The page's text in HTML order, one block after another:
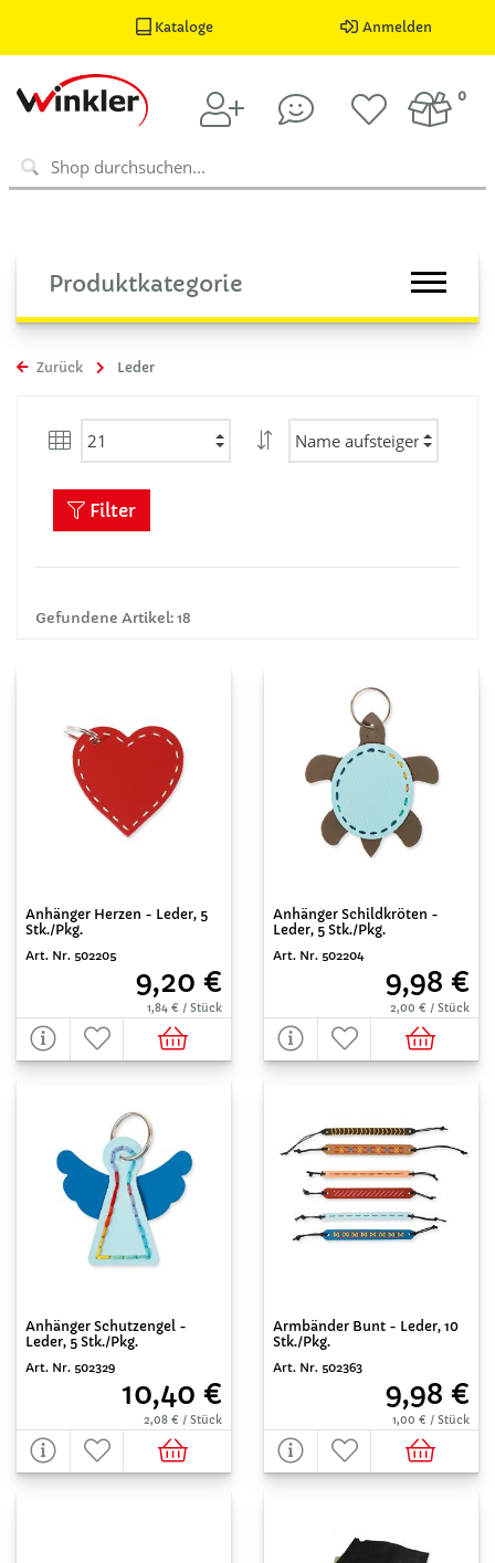
Kataloge Anmelden
0
Produktkategorie
Zurück Leder
Gefundene Artikel: 18
Filter
Anhänger Herzen - Leder, 5
Stk./Pkg.
Art. Nr. 502205
9,20 €
1,84 € / Stück
Anhänger Schildkröten -
Leder, 5 Stk./Pkg.
Art. Nr. 502204
9,98 €
2,00 € / Stück
Anhänger Schutzengel -
Leder, 5 Stk./Pkg.
Art. Nr. 502329
10,40 €
2,08 € / Stück
Armbänder Bunt - Leder, 10
Stk./Pkg.
Art. Nr. 502363
9,98 €
1,00 € / Stück